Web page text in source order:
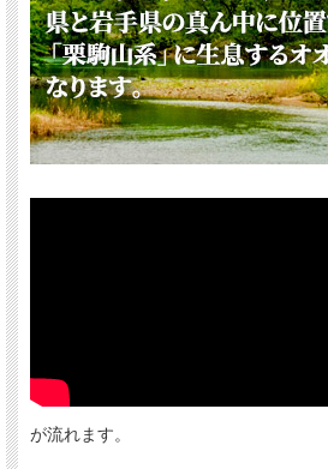
が流れます。